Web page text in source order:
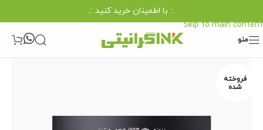
Skip to main content
.:: با اطمینان خرید کنید ::.
منو
فروخته
شده